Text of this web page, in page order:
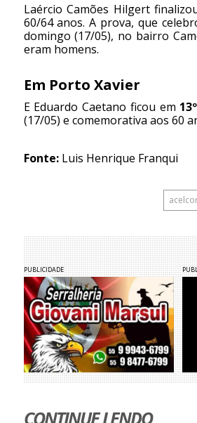
Laércio Camões Hilgert
60/64 anos. A prova, que
domingo (17/05), no bairro
eram homens.
Em Porto Xavier
E Eduardo Caetano ficou em
(17/05) e comemorativa aos 60
Fonte:Luis Henrique Franqui
PUBLICIDADE